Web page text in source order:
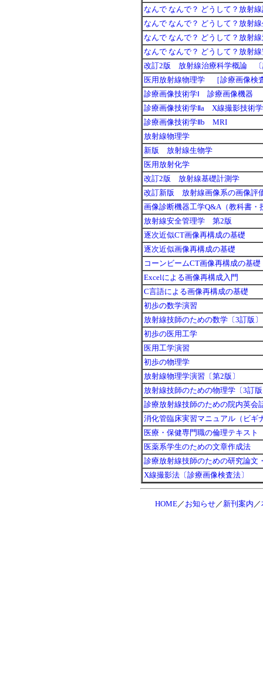
なんで なんで？ どうして？放射
なんで なんで？ どうして？放射
なんで なんで？ どうして？放射
なんで なんで？ どうして？放射
改訂2版 放射線治療科学概論 〔
医用放射線物理学 ［診療画像検
診療画像技術学Ⅰ 診療画像機器
診療画像技術学Ⅱa X線撮影技術
診療画像技術学Ⅱb MRI
放射線物理学
新版 放射線生物学
医用放射化学
改訂2版 放射線基礎計測学
改訂新版 放射線画像系の画像評
画像診断機器工学Q&A（教科書・
放射線安全管理学 第2版
逐次近似CT画像再構成の基礎
逐次近似画像再構成の基礎
コーンビームCT画像再構成の基礎
Excelによる画像再構成入門
C言語による画像再構成の基礎
初歩の数学演習
放射線技師のための数学〔3訂版〕
初歩の医用工学
医用工学演習
初歩の物理学
放射線物理学演習〔第2版〕
放射線技師のための物理学〔3訂
診療放射線技師のための院内英会
消化管臨床実習マニュアル（ビギ
医療・保健専門職の倫理テキス
医薬系学生のための文章作成法
診療放射線技師のための研究論文
X線撮影法〔診療画像検査法〕
HOME／ お知らせ／ 新刊案内 ／